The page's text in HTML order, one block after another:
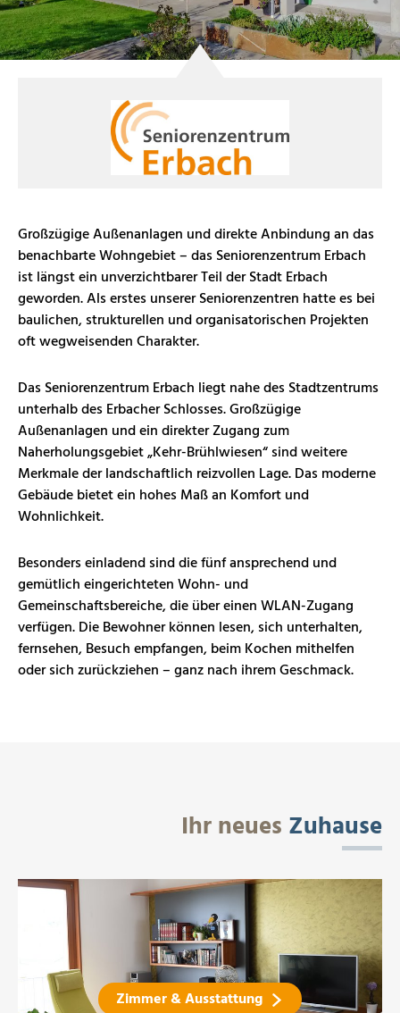
Großzügige Außenanlagen und direkte Anbindung an das
benachbarte Wohngebiet – das Seniorenzentrum Erbach
ist längst ein unverzichtbarer Teil der Stadt Erbach
geworden. Als erstes unserer Seniorenzentren hatte es bei
baulichen, strukturellen und organisatorischen Projekten
oft wegweisenden Charakter.
Das Seniorenzentrum Erbach liegt nahe des Stadtzentrums
unterhalb des Erbacher Schlosses. Großzügige
Außenanlagen und ein direkter Zugang zum
Naherholungsgebiet „Kehr-Brühlwiesen“ sind weitere
Merkmale der landschaftlich reizvollen Lage. Das moderne
Gebäude bietet ein hohes Maß an Komfort und
Wohnlichkeit.
Besonders einladend sind die fünf ansprechend und
gemütlich eingerichteten Wohn- und
Gemeinschaftsbereiche, die über einen WLAN-Zugang
verfügen. Die Bewohner können lesen, sich unterhalten,
fernsehen, Besuch empfangen, beim Kochen mithelfen
oder sich zurückziehen – ganz nach ihrem Geschmack.
Ihr neues Zuhause
Zimmer & Ausstattung